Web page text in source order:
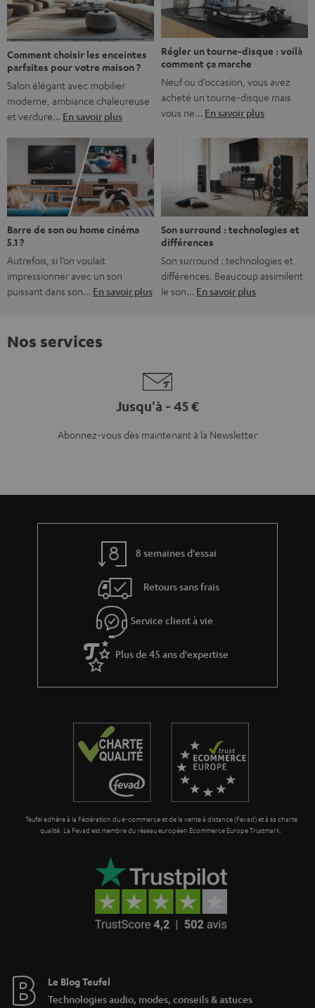
bonne nouvelle, c’est […]
Comment choisir les enceintes
parfaites pour votre maison ?
Salon élégant avec mobilier
moderne, ambiance chaleureuse
et verdure… En savoir plus
Régler un tourne-disque : voilà
comment ça marche
Neuf ou d’occasion, vous avez
acheté un tourne-disque mais
vous ne… En savoir plus
Barre de son ou home cinéma
5.1 ?
Autrefois, si l’on voulait
impressionner avec un son
puissant dans son… En savoir plus
Son surround : technologies et
différences
Son surround : technologies et
différences. Beaucoup assimilent
le son… En savoir plus
Nos services
Jusqu'à - 45 €
Abonnez-vous dès maintenant à la Newsletter
8 semaines d'essai
Retours sans frais
Service client à vie
Plus de 45 ans d'expertise
Teufel adhère à la Fédération du e-commerce et de la vente à distance (Fevad) et à sa charte
qualité. La Fevad est membre du réseau européen Ecommerce Europe Trustmark.
Le Blog Teufel
Technologies audio, modes, conseils & astuces